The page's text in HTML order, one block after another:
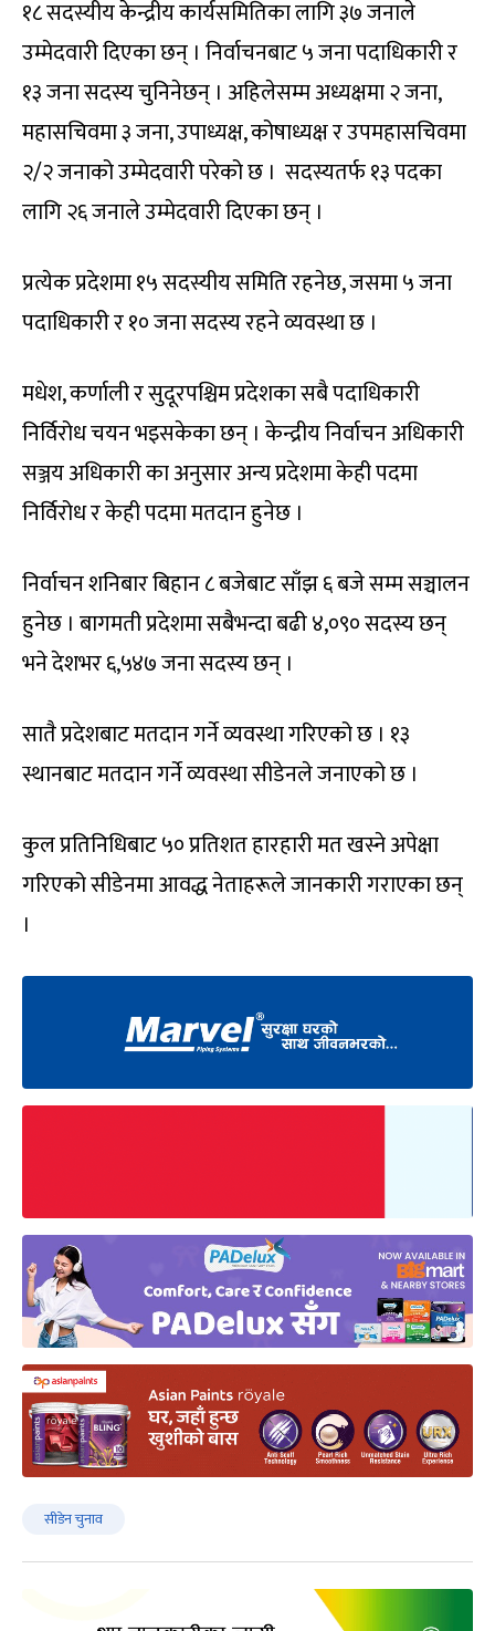
१८ सदस्यीय केन्द्रीय कार्यसमितिका लागि ३७ जनाले
उम्मेदवारी दिएका छन् । निर्वाचनबाट ५ जना पदाधिकारी र
१३ जना सदस्य चुनिनेछन् । अहिलेसम्म अध्यक्षमा २ जना,
महासचिवमा ३ जना, उपाध्यक्ष, कोषाध्यक्ष र उपमहासचिवमा
२/२ जनाको उम्मेदवारी परेको छ । सदस्यतर्फ १३ पदका
लागि २६ जनाले उम्मेदवारी दिएका छन् ।
प्रत्येक प्रदेशमा १५ सदस्यीय समिति रहनेछ, जसमा ५ जना
पदाधिकारी र १० जना सदस्य रहने व्यवस्था छ ।
मधेश, कर्णाली र सुदूरपश्चिम प्रदेशका सबै पदाधिकारी
निर्विरोध चयन भइसकेका छन् । केन्द्रीय निर्वाचन अधिकारी
सञ्जय अधिकारी का अनुसार अन्य प्रदेशमा केही पदमा
निर्विरोध र केही पदमा मतदान हुनेछ ।
निर्वाचन शनिबार बिहान ८ बजेबाट साँझ ६ बजे सम्म सञ्चालन
हुनेछ । बागमती प्रदेशमा सबैभन्दा बढी ४,०९० सदस्य छन्
भने देशभर ६,५४७ जना सदस्य छन् ।
सातै प्रदेशबाट मतदान गर्ने व्यवस्था गरिएको छ । १३
स्थानबाट मतदान गर्ने व्यवस्था सीडेनले जनाएको छ ।
कुल प्रतिनिधिबाट ५० प्रतिशत हारहारी मत खस्ने अपेक्षा
गरिएको सीडेनमा आवद्ध नेताहरूले जानकारी गराएका छन्
।
सीडेन चुनाव